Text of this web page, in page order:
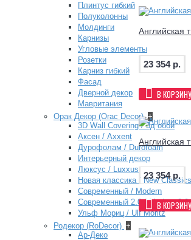
Плинтус гибкий
Полуколонны
Молдинги
Карнизы
Угловые элементы
Розетки
Карниз гибкий
Фасад
Дверной декор
Мавритания
Орак Декор (Orac Decor) +
3D Wall Covering / 3д обои
Аксен / Axxent
Дурофолам / Durofoam
Интерьерный декор
Люксус / Luxxus
Новая классика / New Classics
Современный / Modern
Современный 2.0 / Modern 2.0
Ульф Мориц / Ulf Moritz
Родекор (RoDecor) +
Ар-Деко
Английская
23 354 р.
В КОРЗИНУ
Английская
23 354 р.
В КОРЗИНУ